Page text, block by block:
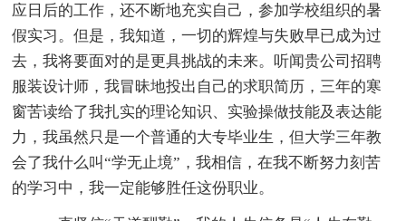
应日后的工作，还不断地充实自己，参加学校组织的暑
假实习。但是，我知道，一切的辉煌与失败早已成为过
去，我将要面对的是更具挑战的未来。听闻贵公司招聘
服装设计师，我冒昧地投出自己的求职简历，三年的寒
窗苦读给了我扎实的理论知识、实验操做技能及表达能
力，我虽然只是一个普通的大专毕业生，但大学三年教
会了我什么叫“学无止境”，我相信，在我不断努力刻苦
的学习中，我一定能够胜任这份职业。